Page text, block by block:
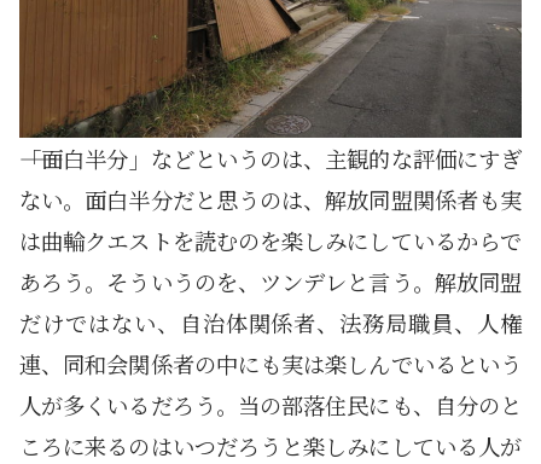
――「面白半分」などというのは、主観的な評価にすぎ
ない。面白半分だと思うのは、解放同盟関係者も実
は曲輪クエストを読むのを楽しみにしているからで
あろう。そういうのを、ツンデレと言う。解放同盟
だけではない、自治体関係者、法務局職員、人権
連、同和会関係者の中にも実は楽しんでいるという
人が多くいるだろう。当の部落住民にも、自分のと
ころに来るのはいつだろうと楽しみにしている人が